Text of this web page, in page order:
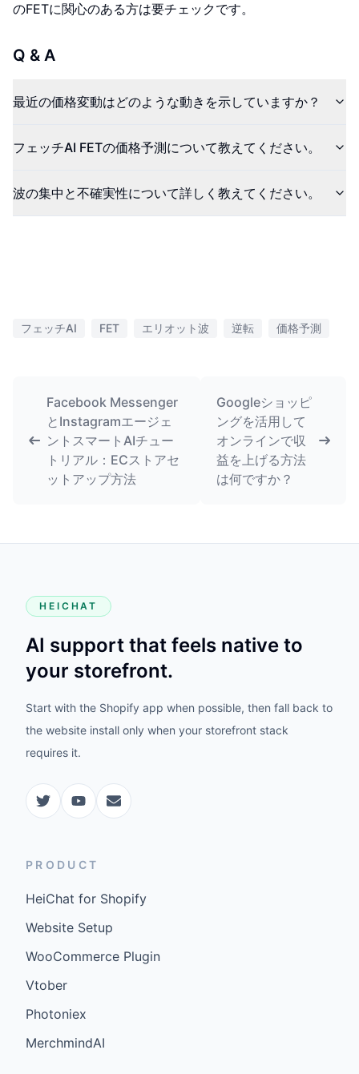
のFETに関心のある方は要チェックです。
Q & A
最近の価格変動はどのような動きを示していますか？
フェッチAI FETの価格予測について教えてください。
波の集中と不確実性について詳しく教えてください。
フェッチAI FET エリオット波 逆転 価格予測
Facebook Messenger
とInstagramエージェ
ントスマートAIチュー
トリアル：ECストアセ
ットアップ方法
Googleショッピ
ングを活用して
オンラインで収
益を上げる方法
は何ですか？
HEICHAT
AI support that feels native to
your storefront.
Start with the Shopify app when possible, then fall back to
the website install only when your storefront stack
requires it.
PRODUCT
HeiChat for Shopify
Website Setup
WooCommerce Plugin
Vtober
Photoniex
MerchmindAI